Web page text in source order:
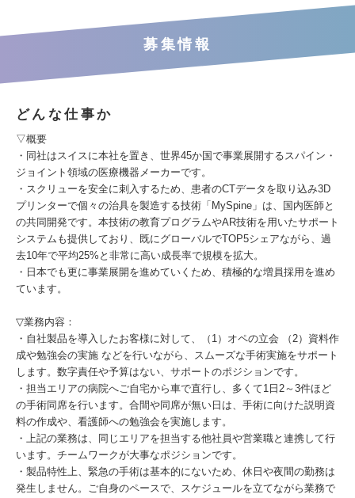
募集情報
どんな仕事か
▽概要
・同社はスイスに本社を置き、世界45か国で事業展開するスパイン・
ジョイント領域の医療機器メーカーです。
・スクリューを安全に刺入するため、患者のCTデータを取り込み3D
プリンターで個々の治具を製造する技術「MySpine」は、国内医師と
の共同開発です。本技術の教育プログラムやAR技術を用いたサポート
システムも提供しており、既にグローバルでTOP5シェアながら、過
去10年で平均25%と非常に高い成長率で規模を拡大。
・日本でも更に事業展開を進めていくため、積極的な増員採用を進め
ています。
▽業務内容：
・自社製品を導入したお客様に対して、（1）オペの立会 （2）資料作
成や勉強会の実施 などを行いながら、スムーズな手術実施をサポート
します。数字責任や予算はない、サポートのポジションです。
・担当エリアの病院へご自宅から車で直行し、多くて1日2～3件ほど
の手術同席を行います。合間や同席が無い日は、手術に向けた説明資
料の作成や、看護師への勉強会を実施します。
・上記の業務は、同じエリアを担当する他社員や営業職と連携して行
います。チームワークが大事なポジションです。
・製品特性上、緊急の手術は基本的にないため、休日や夜間の勤務は
発生しません。ご自身のペースで、スケジュールを立てながら業務で